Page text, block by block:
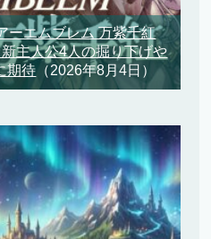
ーエムブレム 万紫千紅
主人公4人の掘り下げや
期待 （2026年8月4日）